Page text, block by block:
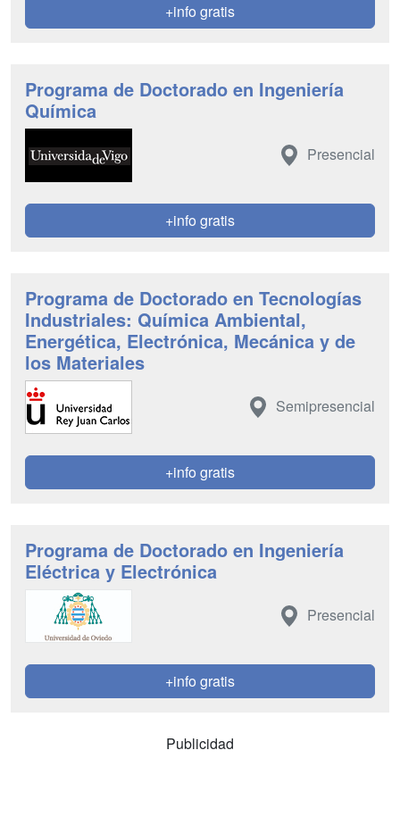
+info gratis
Programa de Doctorado en Ingeniería
Química
Presencial
+info gratis
Programa de Doctorado en Tecnologías
Industriales: Química Ambiental,
Energética, Electrónica, Mecánica y de
los Materiales
Semipresencial
+info gratis
Programa de Doctorado en Ingeniería
Eléctrica y Electrónica
Presencial
+info gratis
Publicidad